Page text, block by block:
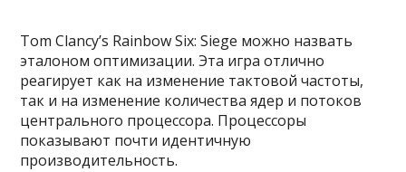
Tom Clancy’s Rainbow Six: Siege можно назвать
эталоном оптимизации. Эта игра отлично
реагирует как на изменение тактовой частоты,
так и на изменение количества ядер и потоков
центрального процессора. Процессоры
показывают почти идентичную
производительность.